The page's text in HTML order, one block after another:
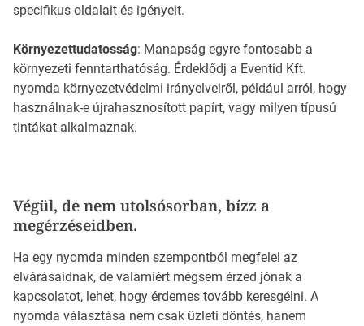
specifikus oldalait és igényeit.
Környezettudatosság: Manapság egyre fontosabb a
környezeti fenntarthatóság. Érdeklődj a Eventid Kft.
nyomda környezetvédelmi irányelveiről, például arról, hogy
használnak-e újrahasznosított papírt, vagy milyen típusú
tintákat alkalmaznak.
Végül, de nem utolsósorban, bízz a
megérzéseidben.
Ha egy nyomda minden szempontból megfelel az
elvárásaidnak, de valamiért mégsem érzed jónak a
kapcsolatot, lehet, hogy érdemes tovább keresgélni. A
nyomda választása nem csak üzleti döntés, hanem